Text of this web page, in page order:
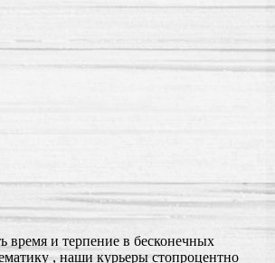
время и терпение в бесконечных
, наши курьеры стопроцентно